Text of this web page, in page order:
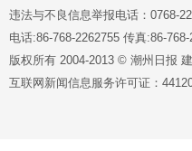
违法与不良信息举报电话：0768-
电话:86-768-2262755 传真:86-
版权所有 2004-2013 © 潮州日报
互联网新闻信息服务许可证：